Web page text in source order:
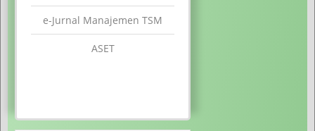
e-Jurnal Manajemen TSM
ASET